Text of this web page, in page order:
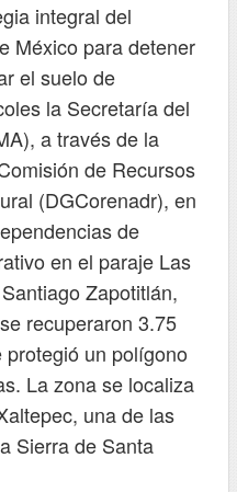
integral del
México para detener
el suelo de
la Secretaría del
a través de la
de Recursos
(DGCorenadr), en
de
en el paraje Las
Zapotitlán,
recuperaron 3.75
un polígono
La zona se localiza
una de las
Sierra de Santa